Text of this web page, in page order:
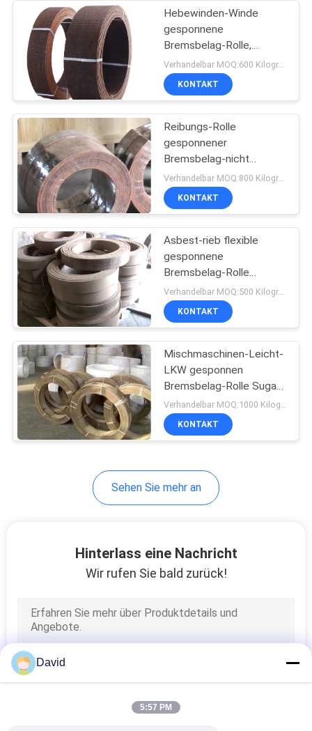
Asbest-freier
Bremsbelag
Reibungs-
materielles Blatt
Bremsband-Futter
Material
AutoBremsbeläge
Hebewinden-Winde
gesponnene
Bremsbelag-Rolle,
Reibungs-Bremsbelag-
Material
Verhandelbar MOQ:600 Kilogramm
KONTAKT
Reibungs-Rolle
gesponnener
Bremsbelag-nicht
Asbest gesponnener
Bremsbelag-Gebrauch in
Sugar Mill
KONTAKT
Asbest-rieb flexible
gesponnene
Bremsbelag-Rolle
gesponnenen
Bremsbelag mit Messing
KONTAKT
Mischmaschinen-Leicht-
LKW gesponnen
Bremsbelag-Rolle Sugar
Mill Brake Lining Parts
Verhandelbar MOQ:1000 Kilogramm
KONTAKT
Sehen Sie mehr an
Hinterlass eine Nachricht
Wir rufen Sie bald zurück!
David
5:57 PM